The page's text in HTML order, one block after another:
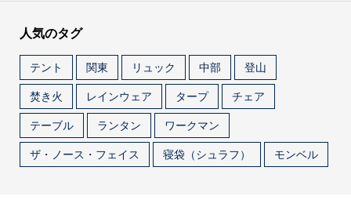
人気のタグ
テント 関東 リュック 中部
登山
焚き火
レインウェア タープ
チェア
テーブル
ランタン
ワークマン
ザ・ノース・フェイス
寝袋（シュラフ） モンベル